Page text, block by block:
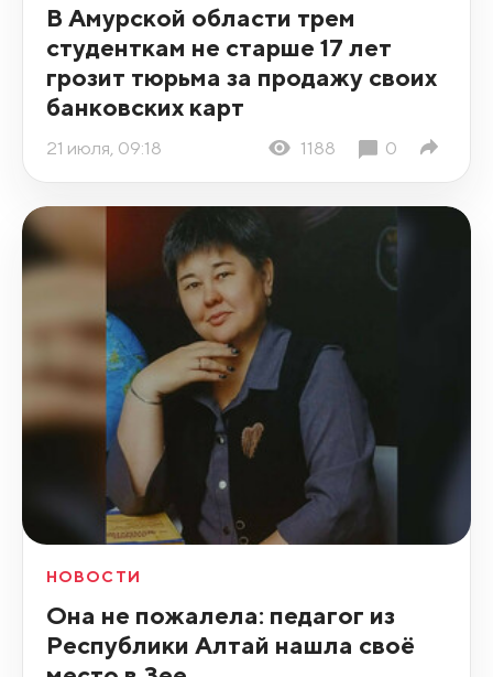
В Амурской области трем
студенткам не старше 17 лет
грозит тюрьма за продажу своих
банковских карт
21 июля, 09:18 1188 0
НОВОСТИ
Она не пожалела: педагог из
Республики Алтай нашла своё